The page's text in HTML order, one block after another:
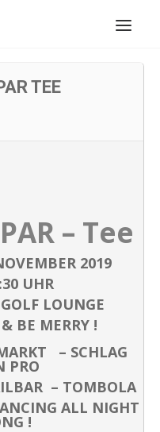
TEE
– Tee
2019
UHR
LOUNGE
BE MERRY !
– SCHLAG
PRO
– TOMBOLA
ALL NIGHT
!